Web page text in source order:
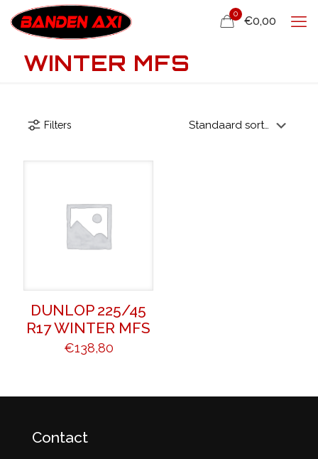
0
€0,00
WINTER MFS
Filters
DUNLOP 225/45
R17 WINTER MFS
€138,80
Contact